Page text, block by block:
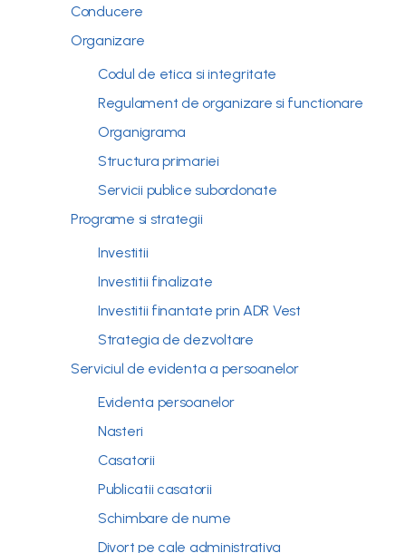
Conducere
Organizare
Codul de etica si integritate
Regulament de organizare si functionare
Organigrama
Structura primariei
Servicii publice subordonate
Programe si strategii
Investitii
Investitii finalizate
Investitii finantate prin ADR Vest
Strategia de dezvoltare
Serviciul de evidenta a persoanelor
Evidenta persoanelor
Nasteri
Casatorii
Publicatii casatorii
Schimbare de nume
Divort pe cale administrativa